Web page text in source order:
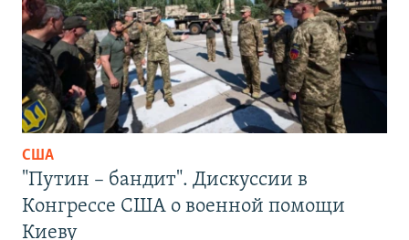
США
"Путин – бандит". Дискуссии в
Конгрессе США о военной помощи
Киеву